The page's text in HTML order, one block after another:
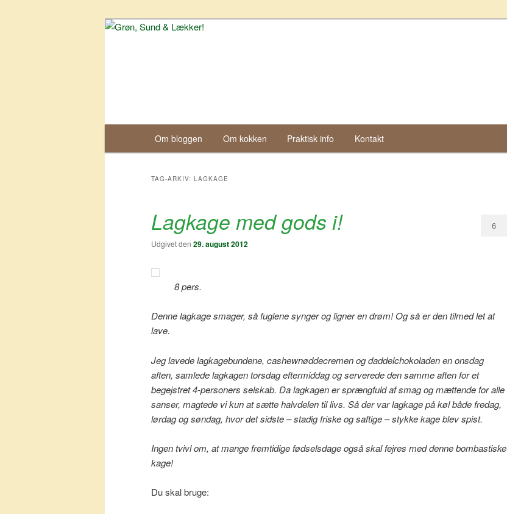
Fortsæt
indhold
Fortsæt
indhold
Om bloggen Om kokken Praktisk info Kontakt
TAG-ARKIV: LAGKAGE
Lagkage med gods i!
Udgivet den 29. august 2012
6
8 pers.
Denne lagkage smager, så fuglene synger og ligner en drøm! Og så er den tilmed let at
lave.
Jeg lavede lagkagebundene, cashewnøddecremen og daddelchokoladen en onsdag
aften, samlede lagkagen torsdag eftermiddag og serverede den samme aften for et
begejstret 4-personers selskab. Da lagkagen er sprængfuld af smag og mættende for alle
sanser, magtede vi kun at sætte halvdelen til livs. Så der var lagkage på køl både fredag,
lørdag og søndag, hvor det sidste – stadig friske og saftige – stykke kage blev spist.
Ingen tvivl om, at mange fremtidige fødselsdage også skal fejres med denne bombastiske
kage!
Du skal bruge: